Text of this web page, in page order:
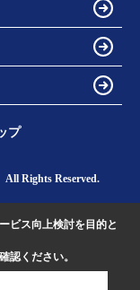
プ
Rights Reserved.
ビス向上検討を目的と
認ください。